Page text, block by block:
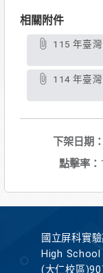
相關附件
下架日期：
點擊率：
國立屏科實
High
(大仁校區